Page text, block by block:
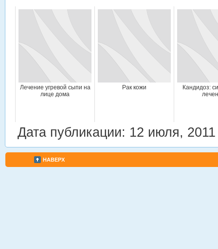
Лечение угревой сыпи на
лице дома
Рак кожи
Кандидоз:
Дата публикации: 12 июля, 2011
НАВЕРХ